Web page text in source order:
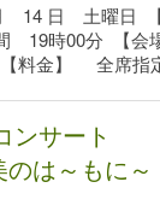
14 日 土曜日
時00分 【会
【料金】 全席
ンサート
は～もに～